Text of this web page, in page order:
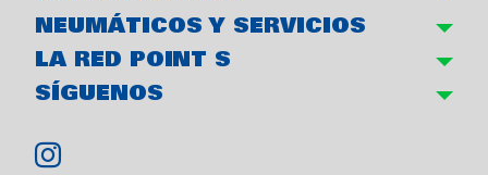
NEUMÁTICOS Y SERVICIOS
LA RED POINT S
SÍGUENOS